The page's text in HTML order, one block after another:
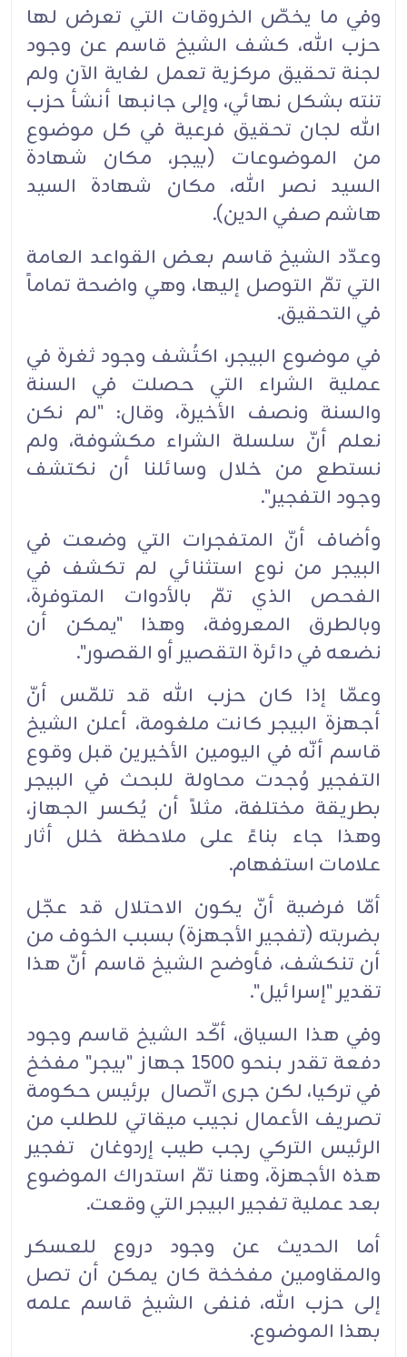
وفي ما يخصّ الخروقات التي تعرض لها
حزب الله، كشف الشيخ قاسم عن وجود
لجنة تحقيق مركزية تعمل لغاية الآن ولم
تنته بشكل نهائي، وإلى جانبها أنشأ حزب
الله لجان تحقيق فرعية في كل موضوع
من الموضوعات (بيجر، مكان شهادة
السيد نصر الله، مكان شهادة السيد
هاشم صفي الدين).
وعدّد الشيخ قاسم بعض القواعد العامة
التي تمّ التوصل إليها، وهي واضحة تماماً
في التحقيق.
في موضوع البيجر، اكتُشف وجود ثغرة في
عملية الشراء التي حصلت في السنة
والسنة ونصف الأخيرة، وقال: "لم نكن
نعلم أنّ سلسلة الشراء مكشوفة، ولم
نستطع من خلال وسائلنا أن نكتشف
وجود التفجير".
وأضاف أنّ المتفجرات التي وضعت في
البيجر من نوع استثنائي لم تكشف في
الفحص الذي تمّ بالأدوات المتوفرة،
وبالطرق المعروفة، وهذا "يمكن أن
نضعه في دائرة التقصير أو القصور".
وعمّا إذا كان حزب الله قد تلمّس أنّ
أجهزة البيجر كانت ملغومة، أعلن الشيخ
قاسم أنّه في اليومين الأخيرين قبل وقوع
التفجير وُجدت محاولة للبحث في البيجر
بطريقة مختلفة، مثلاً أن يُكسر الجهاز،
وهذا جاء بناءً على ملاحظة خلل أثار
علامات استفهام.
أمّا فرضية أنّ يكون الاحتلال قد عجّل
بضربته (تفجير الأجهزة) بسبب الخوف من
أن تنكشف، فأوضح الشيخ قاسم أنّ هذا
تقدير "إسرائيل".
وفي هذا السياق، أكّد الشيخ قاسم وجود
دفعة تقدر بـنحو 1500 جهاز "بيجر" مفخخ
في تركيا، لكن جرى اتّصال برئيس حكومة
تصريف الأعمال نجيب ميقاتي للطلب من
الرئيس التركي رجب طيب إردوغان تفجير
هذه الأجهزة، وهنا تمّ استدراك الموضوع
بعد عملية تفجير البيجر التي وقعت.
أما الحديث عن وجود دروع للعسكر
والمقاومين مفخخة كان يمكن أن تصل
إلى حزب الله، فنفى الشيخ قاسم علمه
بهذا الموضوع.